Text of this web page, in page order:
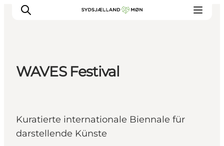
Events
Essen
WAVES Festival
Kuratierte internationale Biennale für
darstellende Künste